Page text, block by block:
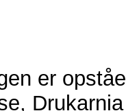
er